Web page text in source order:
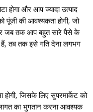
और आप ज्यादा उत्पाद
पूंजी की आवश्यकता होगी, जो
जब तक आप बहुत सारे पैसे के
तब तक इसे गति देना लगभग
जिसके लिए सुपरमार्केट को
का भुगतान करना आवश्यक